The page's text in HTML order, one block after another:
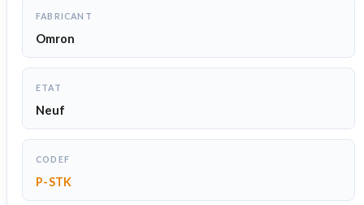
FABRICANT
Omron
ETAT
Neuf
CODEF
P-STK